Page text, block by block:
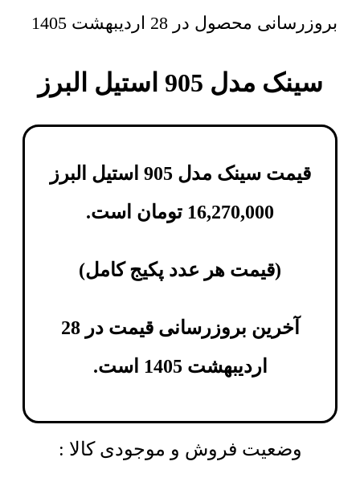
بروزرسانی محصول در 28 اردیبهشت 1405
سینک مدل 905 استیل البرز
قیمت سینک مدل 905 استیل البرز
16,270,000 تومان است.
(قیمت هر عدد پکیج کامل)
آخرین بروزرسانی قیمت در 28
اردیبهشت 1405 است.
وضعیت فروش و موجودی کالا :